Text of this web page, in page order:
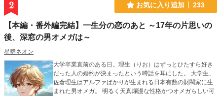
2 お気に入り追加 233
【本編・番外編完結】一生分の恋のあと ～17年の片思いの
後、深窓の男オメガは～
星群ネオン
大学卒業直前のある日。理生（りお）はずっとひたすら好き
だった人の婚約が決まったという噂話を耳にした。 大学生、
佐倉理生はアルファばかりが生まれる日本有数の財閥家に生
まれた男オメガ。 明るく天真爛漫な性格かつオメガらしい可